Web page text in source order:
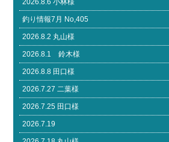
釣り情報7月 No,405
2026.8.2 丸山様
2026.8.1 鈴木様
2026.8.8 田口様
2026.7.27 二葉様
2026.7.25 田口様
2026.7.19